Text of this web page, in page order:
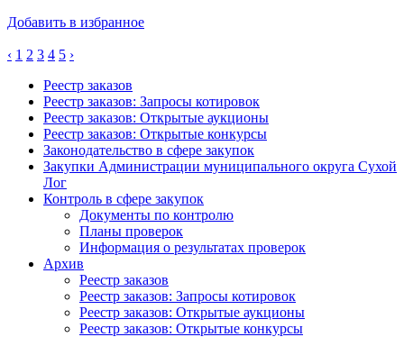
Добавить в избранное
‹ 1 2 3 4 5 ›
Реестр заказов
Реестр заказов: Запросы котировок
Реестр заказов: Открытые аукционы
Реестр заказов: Открытые конкурсы
Законодательство в сфере закупок
Закупки Администрации муниципального округа Сухой
Лог
Контроль в сфере закупок
Документы по контролю
Планы проверок
Информация о результатах проверок
Архив
Реестр заказов
Реестр заказов: Запросы котировок
Реестр заказов: Открытые аукционы
Реестр заказов: Открытые конкурсы